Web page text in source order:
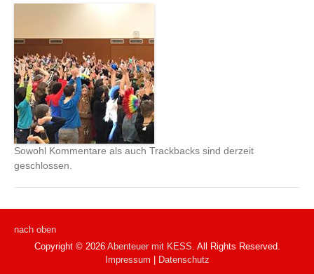
Sowohl Kommentare als auch Trackbacks sind derzeit
geschlossen.
nach oben
Copyright © 2026 Abenteuer mit KESS. All Rights Reserved.
Impressum
Datenschutz